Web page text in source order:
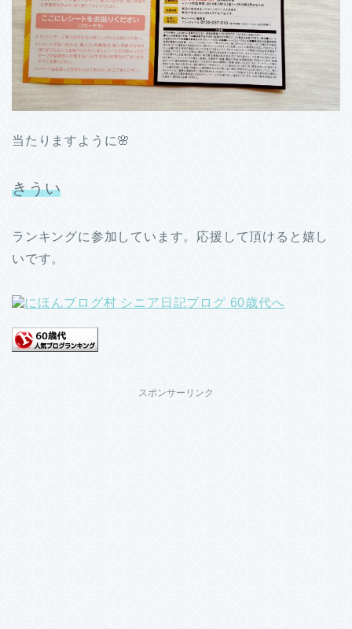
当たりますように🌸
きうい
ランキングに参加しています。応援して頂けると嬉し
いです。
スポンサーリンク